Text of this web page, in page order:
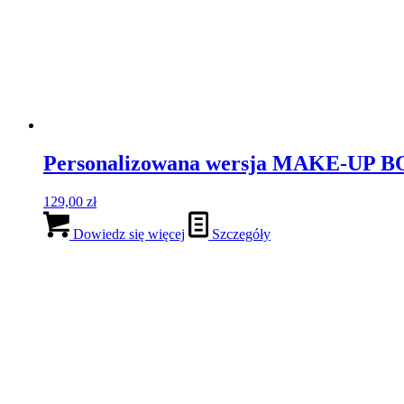
Personalizowana wersja MAKE-UP
129,00 zł
Dowiedz się więcej Szczegóły